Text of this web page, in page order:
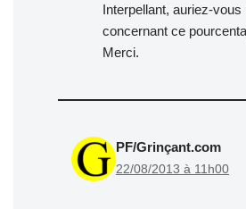
Interpellant, auriez-
concernant ce
Merci.
PF/Grinçant.com
22/08/2013 à 11h00